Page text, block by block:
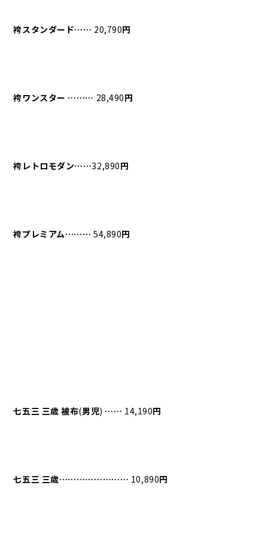
袴スタンダード⋯⋯ 20,790円
袴ワンスター ⋯⋯⋯ 28,490円
袴レトロモダン⋯⋯32,890円
袴プレミアム⋯⋯⋯ 54,890円
七五三 三歳 被布(男児) ⋯⋯ 14,190円
七五三 三歳⋯⋯⋯⋯⋯⋯⋯⋯ 10,890円